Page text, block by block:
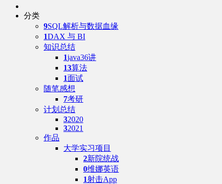
分类
9SQL解析与数据血缘
1DAX 与 BI
知识总结
1java36讲
13算法
1面试
随笔感想
7考研
计划总结
32020
32021
作品
大学实习项目
2新院统战
0维娜英语
1射击App